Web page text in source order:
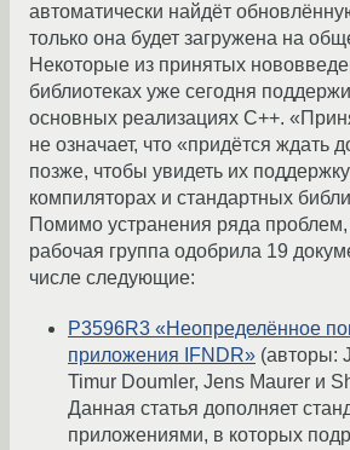
автоматически найдёт
только она будет загружена на
Некоторые из принятых
библиотеках уже сегодня
основных реализациях C++.
не означает, что «придётся ждать
позже, чтобы увидеть их
компиляторах и стандартных
Помимо устранения ряда
рабочая группа одобрила 19
числе следующие:
P3596R3 «Неопределённое
приложения IFNDR» (авторы:
Timur Doumler, Jens Maurer и
Данная статья дополняет
приложениями, в которых